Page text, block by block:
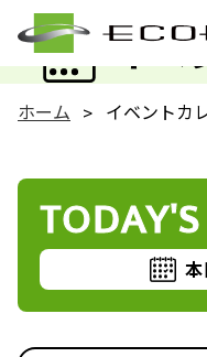
イベ
ホーム イベントカ
本